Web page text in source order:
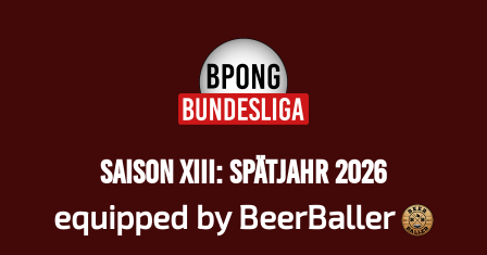
SAISON XIII: SPÄTJAHR 2026
equipped by BeerBaller